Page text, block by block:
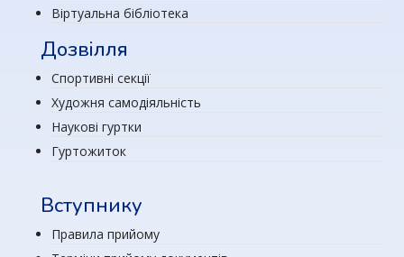
Віртуальна бібліотека
Дозвілля
Спортивні секції
Художня самодіяльність
Наукові гуртки
Гуртожиток
Вступнику
Правила прийому